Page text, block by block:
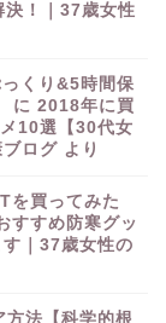
決！｜37歳女性
くり&5時間保
に 2018年に買
10選【30代女
ログ より
を買ってみた
すすめ防寒グッ
｜37歳女性の
方法【科学的根